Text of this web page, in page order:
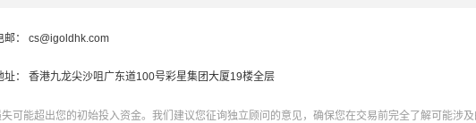
邮： cs@igoldhk.com
址： 香港九龙尖沙咀广东道100号彩星集团大厦19楼全层
可能超出您的初始投入资金。我们建议您征询独立顾问的意见，确保您在交易前完全了解可能涉及